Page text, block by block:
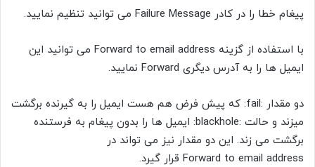
پیغام خطا را در کادر Failure Message می توانید تنظیم نمایید.
با استفاده از گزینه Forward to email address می توانید این
ایمیل ها را به آدرس دیگری Forward نمایید.
دو مقدار :fail: که پیش فرض هم هست ایمیل را به گیرنده برگشت
میزند و حالت :blackhole: ایمیل ها را بدون پیغام به فرستنده
برگشت می زند. این دو مقدار نیز می تواند در
Forward to email address قرار گیرد.